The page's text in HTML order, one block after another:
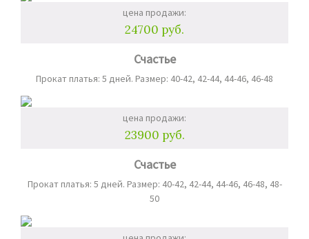
цена продажи:
24700 руб.
Счастье
Прокат платья: 5 дней. Размер: 40-42, 42-44, 44-46, 46-48
цена продажи:
23900 руб.
Счастье
Прокат платья: 5 дней. Размер: 40-42, 42-44, 44-46, 46-48, 48-
50